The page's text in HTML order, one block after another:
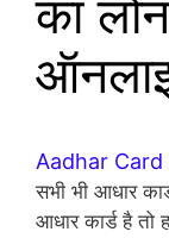
का
Aadhar
सभी भी आधार
आधार कार्ड है